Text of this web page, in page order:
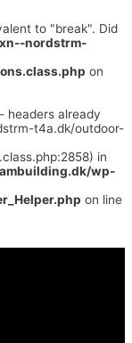
to "break". Did
nordstrm-
on
headers already
t4a.dk/outdoor-
in
wp-
on line